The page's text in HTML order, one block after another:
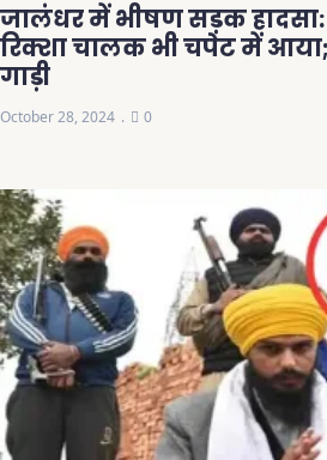
जालंधर में भीषण सड़क हादसा:
रिक्शा चालक भी चपेट में आया;
गाड़ी
October 28, 2024 0